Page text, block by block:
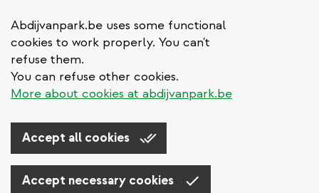
Abdijvanpark.be uses some functional
cookies to work properly. You can't
refuse them.
You can refuse other cookies.
More about cookies at abdijvanpark.be
Accept all cookies
Accept necessary cookies